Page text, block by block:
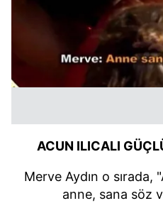
ACUN ILICALI
Merve Aydın o
anne, sana söz